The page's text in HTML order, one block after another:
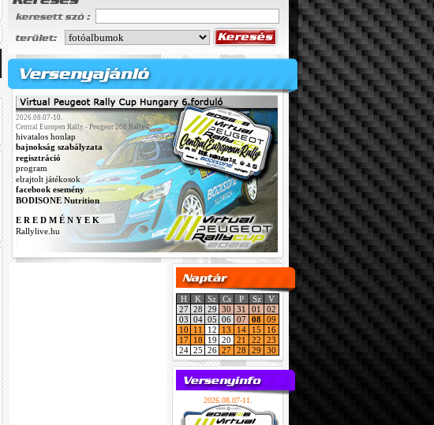
2026.08.07-10.
Central Europen Rally - Peugeot 208 Rally4
hivatalos honlap
bajnokság szabályzata
regisztráció
program
elrajtolt játékosok
facebook esemény
BODISONE Nutrition
E R E D M É N Y E K
Rallylive.hu
H K Sz Cs P Sz
V
27 28 29 30 31 01
02
03 04 05 06 07 08 09
10
11 12 13 14 15
16
17
18 19 20 21 22
23
24 25 26 27 28 29 30
2026.08.07-11.